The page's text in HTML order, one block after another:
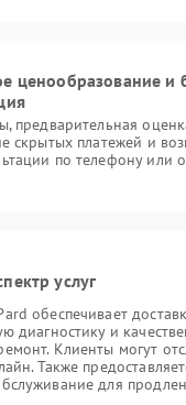
ценообразование и
предварительная
скрытых платежей и
по телефону или
услуг
обеспечивает
диагностику и
Клиенты могут
Также
для